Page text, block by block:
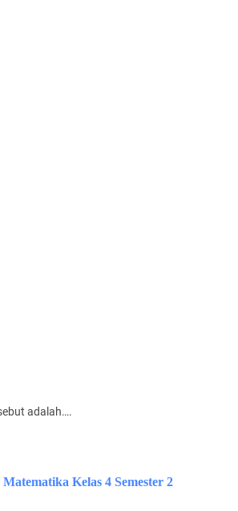
adalah….
Kelas 4 Semester 2